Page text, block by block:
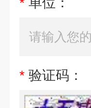
* 验证码：